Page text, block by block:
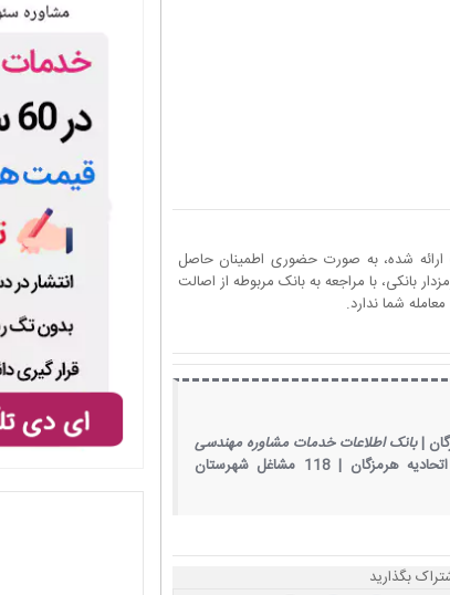
ارائه شده، به صورت حضوری اطمینان حاصل
بانکی، با مراجعه به بانک مربوطه از اصالت
شما ندارد.
|بانک اطلاعات خدمات مشاوره مهندسی
هرمزگان |
118 مشاغل شهرستان
بگذارید